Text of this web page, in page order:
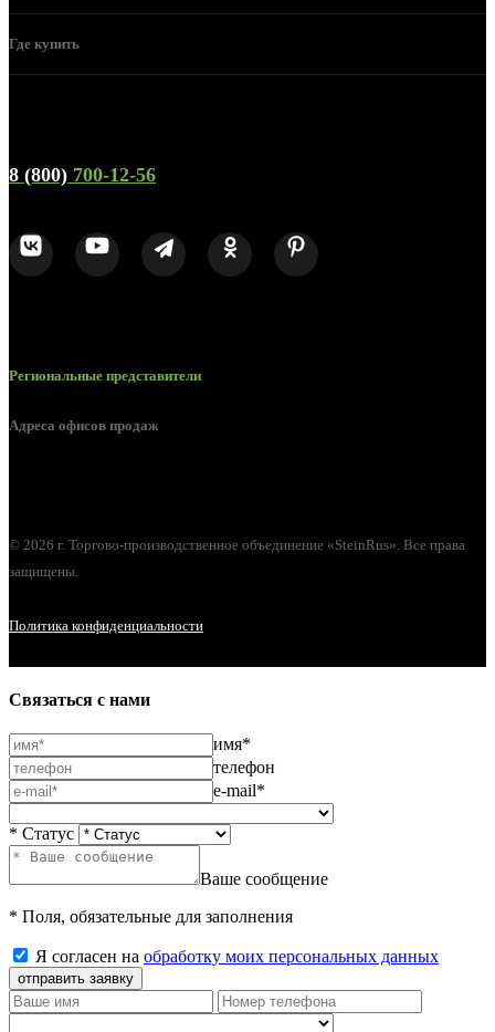
Где купить
8 (800) 700-12-56
Региональные представители
Адреса офисов продаж
© 2026 г. Торгово-производственное объединение «SteinRus». Все права
защищены.
Политика конфиденциальности
Связаться с нами
имя*
телефон
e-mail*
* Статус
Ваше сообщение
* Поля, обязательные для заполнения
Я согласен на обработку моих персональных данных
отправить заявку